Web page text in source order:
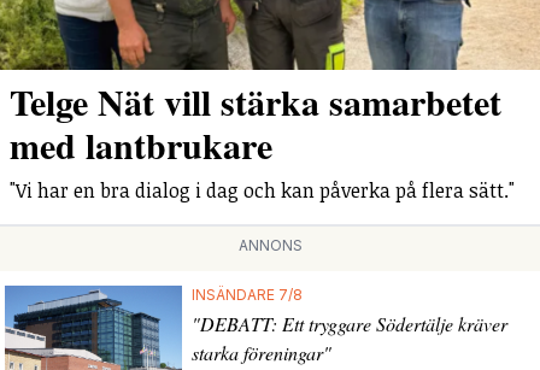
Telge Nät vill stärka samarbetet
med lantbrukare
"Vi har en bra dialog i dag och kan påverka på flera sätt."
ANNONS
INSÄNDARE 7/8
"DEBATT: Ett tryggare Södertälje kräver
starka föreningar"